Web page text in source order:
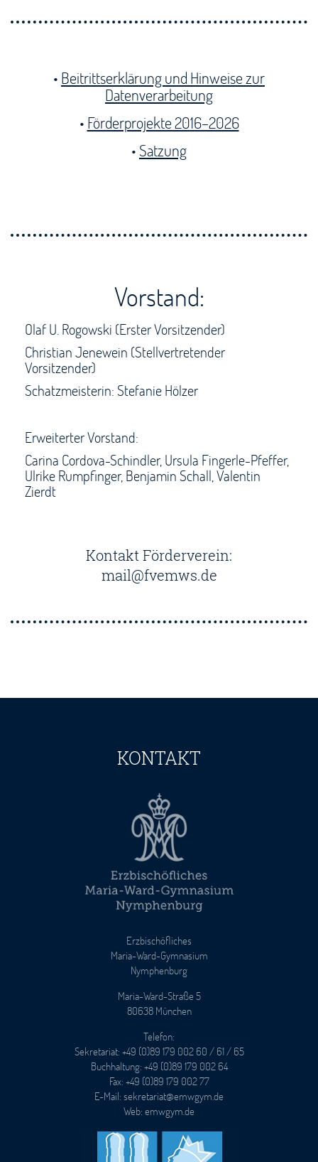
• Beitrittserklärung und Hinweise zur
Datenverarbeitung
• Förderprojekte 2016–2026
• Satzung
Vorstand:
Olaf U. Rogowski (Erster Vorsitzender)
Christian Jenewein (Stellvertretender
Vorsitzender)
Schatzmeisterin: Stefanie Hölzer
Erweiterter Vorstand:
Carina Cordova-Schindler, Ursula Fingerle-Pfeffer,
Ulrike Rumpfinger, Benjamin Schall, Valentin
Zierdt
Kontakt Förderverein:
mail@fvemws.de
KONTAKT
Erzbischöfliches
Maria-Ward-Gymnasium
Nymphenburg
Maria-Ward-Straße 5
80638 München
Telefon:
Sekretariat: +49 (0)89 179 002 60 / 61 / 65
Buchhaltung: +49 (0)89 179 002 64
Fax: +49 (0)89 179 002 77
E-Mail: sekretariat@emwgym.de
Web: emwgym.de